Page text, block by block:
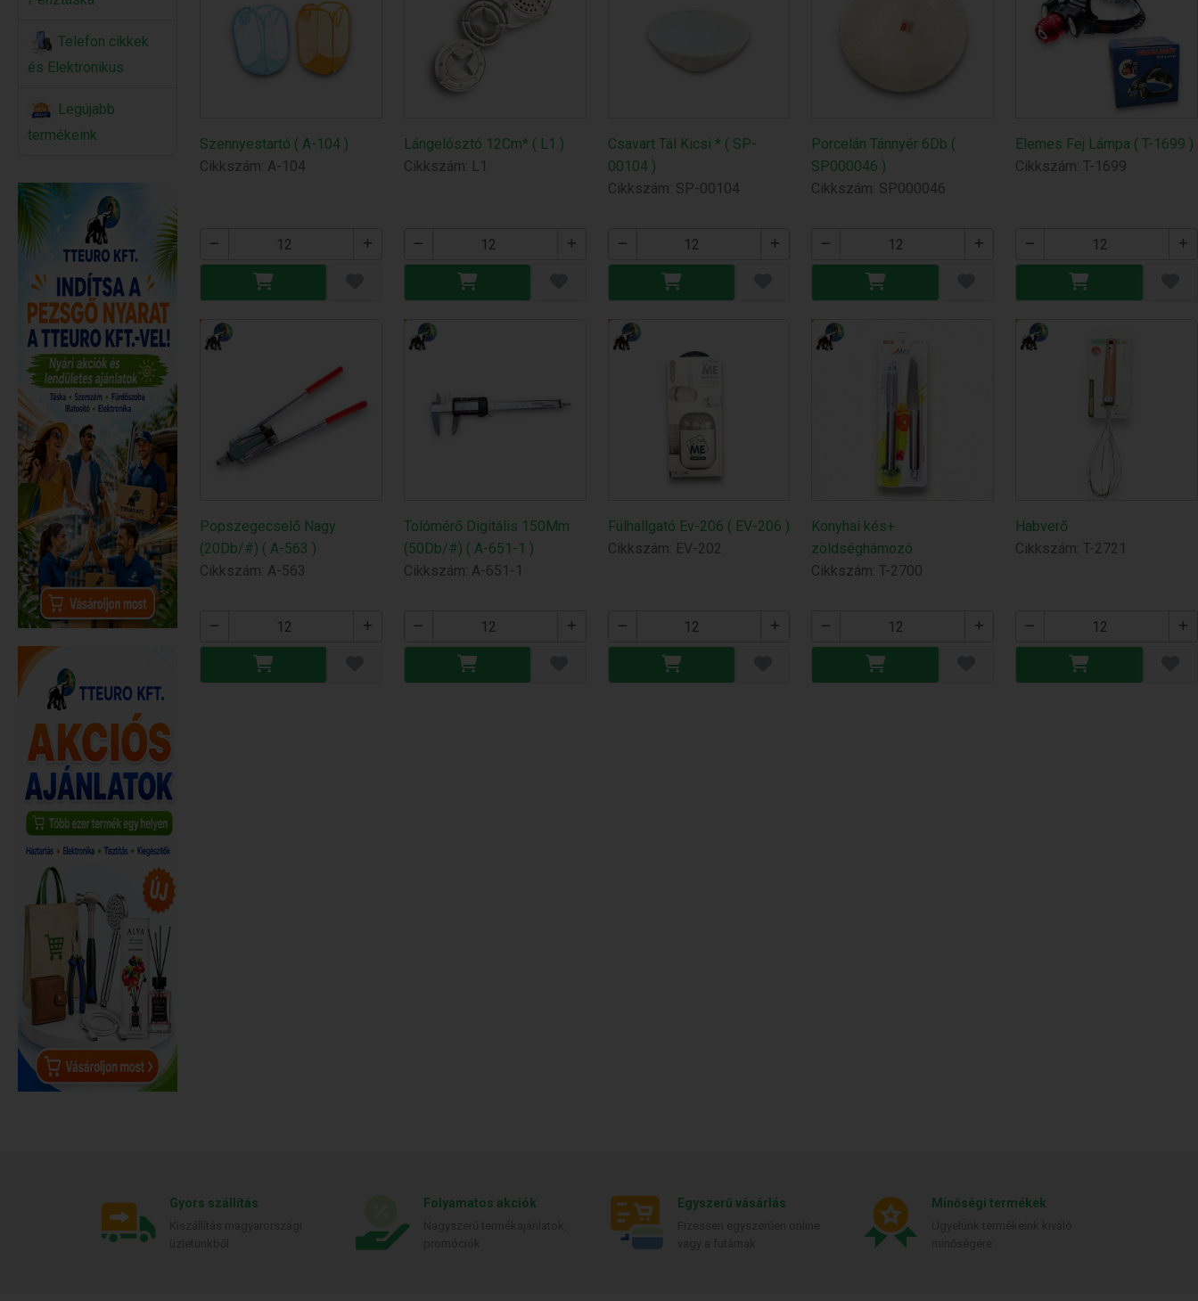
Telefon cikkek
és Elektronikus
Legújabb
termékeink
Szennyestartó ( A-104 )
Cikkszám: A-104
Lángelósztó 12Cm* ( L1 )
Cikkszám: L1
Csavart Tál Kicsi * ( SP-
00104 )
Cikkszám: SP-00104
Porcelán Tánnyér 6Db (
SP000046 )
Cikkszám: SP000046
Elemes Fej Lámpa ( T-1699 )
Cikkszám: T-1699
Popszegecselő Nagy
(20Db/#) ( A-563 )
Cikkszám: A-563
Tolómérő Digitális 150Mm
(50Db/#) ( A-651-1 )
Cikkszám: A-651-1
Fülhallgató Ev-206 ( EV-206 )
Cikkszám: EV-202
Konyhai kés+
zöldséghámozó
Cikkszám: T-2700
Habverő
Cikkszám: T-2721
Gyors szállítás Folyamatos akciók Egyszerű vásárlás Minőségi termékek